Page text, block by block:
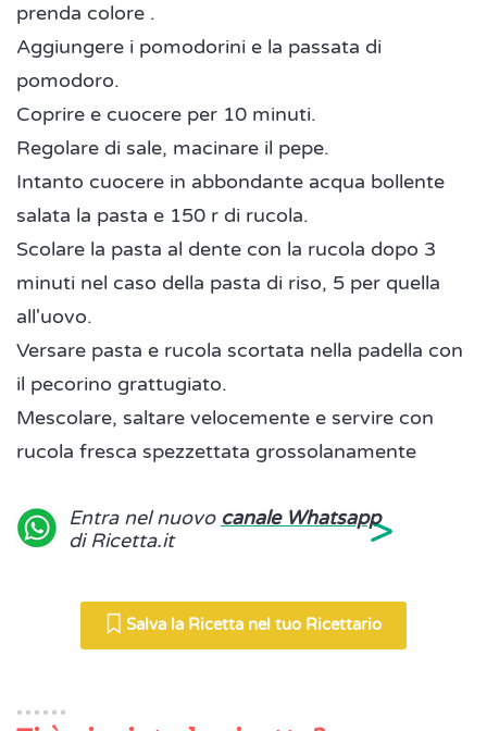
prenda colore .
Aggiungere i pomodorini e la passata di
pomodoro.
Coprire e cuocere per 10 minuti.
Regolare di sale, macinare il pepe.
Intanto cuocere in abbondante acqua bollente
salata la pasta e 150 r di rucola.
Scolare la pasta al dente con la rucola dopo 3
minuti nel caso della pasta di riso, 5 per quella
all'uovo.
Versare pasta e rucola scortata nella padella con
il pecorino grattugiato.
Mescolare, saltare velocemente e servire con
rucola fresca spezzettata grossolanamente
Entra nel nuovo canale Whatsapp
di Ricetta.it
>
Salva la Ricetta nel tuo Ricettario